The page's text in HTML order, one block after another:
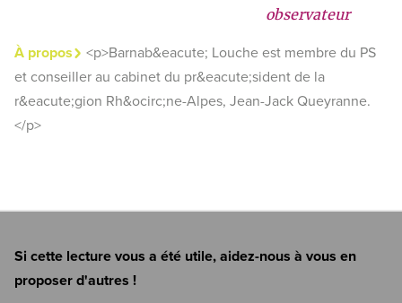
observateur
À propos
<p>Barnab&eacute; Louche est membre du PS
et conseiller au cabinet du pr&eacute;sident de la
r&eacute;gion Rh&ocirc;ne-Alpes, Jean-Jack Queyranne.
</p>
Si cette lecture vous a été utile, aidez-nous à vous en
proposer d'autres !